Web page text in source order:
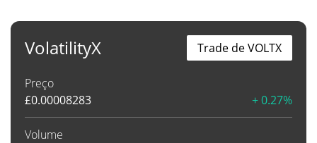
VolatilityX
Preço
£0.00008283 + 0.27%
Volume
Trade de VOLTX